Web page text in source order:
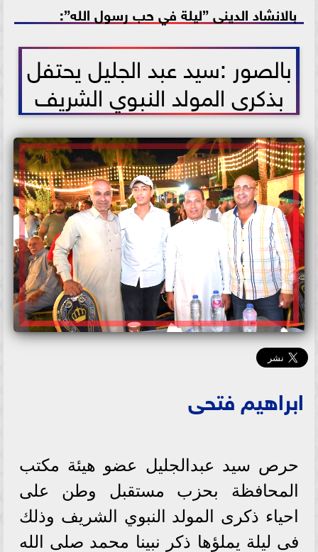
2025-08-29 19:12:27
بالانشاد الدينى ”ليلة في حب رسول الله”:
بالصور :سيد عبد الجليل يحتفل
بذكرى المولد النبوي الشريف
ابراهيم فتحى
حرص سيد عبدالجليل عضو هيئة مكتب
المحافظة بحزب مستقبل وطن على
احياء ذكرى المولد النبوي الشريف وذلك
فى ليلة يملؤها ذكر نبينا محمد صلى الله